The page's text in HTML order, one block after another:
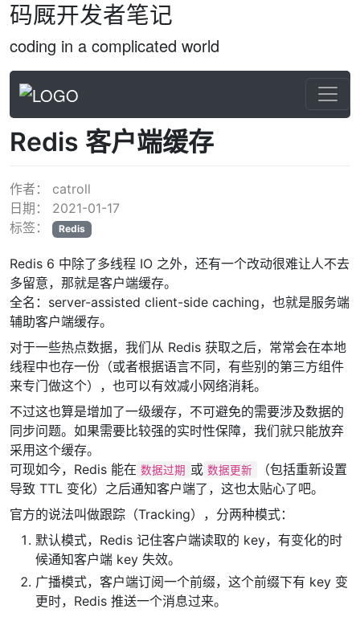
码厩开发者笔记
coding in a complicated world
Redis 客户端缓存
作者： catroll
日期： 2021-01-17
标签：
Redis
Redis 6 中除了多线程 IO 之外，还有一个改动很难让人不去
多留意，那就是客户端缓存。
全名：server-assisted client-side caching，也就是服务端
辅助客户端缓存。
对于一些热点数据，我们从 Redis 获取之后，常常会在本地
线程中也存一份（或者根据语言不同，有些别的第三方组件
来专门做这个），也可以有效减小网络消耗。
不过这也算是增加了一级缓存，不可避免的需要涉及数据的
同步问题。如果需要比较强的实时性保障，我们就只能放弃
采用这个缓存。
可现如今，Redis 能在 数据过期 或 数据更新
（包括重新设置
导致 TTL 变化）之后通知客户端了，这也太贴心了吧。
官方的说法叫做跟踪（Tracking），分两种模式：
默认模式，Redis 记住客户端读取的 key，有变化的时
候通知客户端 key 失效。
广播模式，客户端订阅一个前缀，这个前缀下有 key 变
更时，Redis 推送一个消息过来。